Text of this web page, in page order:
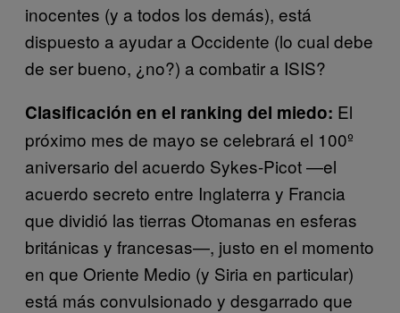
inocentes (y a todos los demás), está
dispuesto a ayudar a Occidente (lo cual debe
de ser bueno, ¿no?) a combatir a ISIS?
Clasificación en el ranking del miedo: El
próximo mes de mayo se celebrará el 100º
aniversario del acuerdo Sykes-Picot—el
acuerdo secreto entre Inglaterra y Francia
que dividió las tierras Otomanas en esferas
británicas y francesas—, justo en el momento
en que Oriente Medio (y Siria en particular)
está más convulsionado y desgarrado que